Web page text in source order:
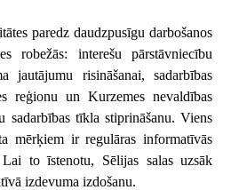
paredz daudzpusīgu darbošanos
robežās: interešu pārstāvniecību
jautājumu risināšanai, sadarbības
reģionu un Kurzemes nevaldības
sadarbības tīkla stiprināšanu. Viens
mērķiem ir regulāras informatīvās
Lai to īstenotu, Sēlijas salas uzsāk
izdevuma izdošanu.